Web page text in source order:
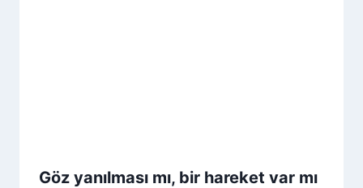
Göz yanılması mı, bir hareket var mı